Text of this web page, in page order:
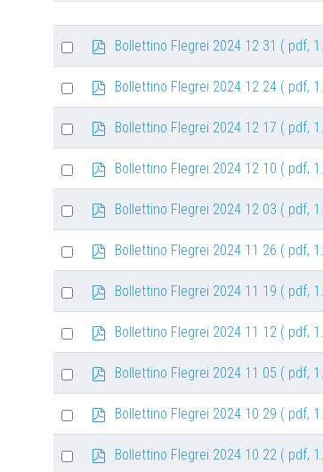
Select
an
item
Bollettino Flegrei 2024 12 31 ( pdf,
Select
an
item
d
Bollettino Flegrei 2024 12 24 ( pdf,
Select
an
item
Bollettino Flegrei 2024 12 17 ( pdf,
Select
an
item
d
Bollettino Flegrei 2024 12 10 ( pdf,
Select
an
item
Bollettino Flegrei 2024 12 03 ( pdf,
Select
an
item
d
Bollettino Flegrei 2024 11 26 ( pdf,
Select
an
item
Bollettino Flegrei 2024 11 19 ( pdf,
Select
an
item
d
Bollettino Flegrei 2024 11 12 ( pdf,
Select
an
item
Bollettino Flegrei 2024 11 05 ( pdf,
Select
an
item
d
Bollettino Flegrei 2024 10 29 ( pdf,
Select
Bollettino Flegrei 2024 10 22 ( pdf,